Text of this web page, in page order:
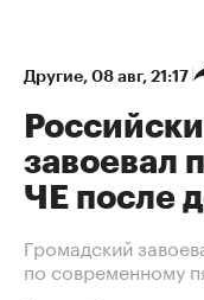
Другие 08 авг, 21:17
завоевал
ЧЕ после
Громадский
по современному